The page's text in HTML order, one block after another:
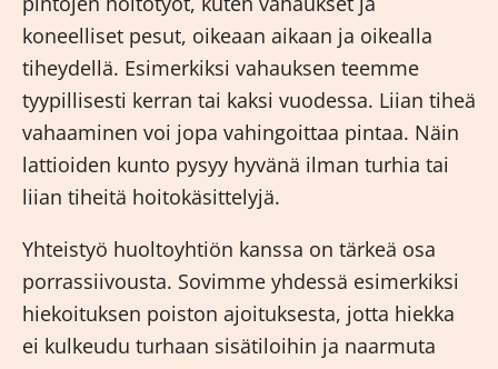
koneelliset pesut, oikeaan aikaan ja oikealla
tiheydellä. Esimerkiksi vahauksen teemme
tyypillisesti kerran tai kaksi vuodessa. Liian tiheä
vahaaminen voi jopa vahingoittaa pintaa. Näin
lattioiden kunto pysyy hyvänä ilman turhia tai
liian tiheitä hoitokäsittelyjä.
Yhteistyö huoltoyhtiön kanssa on tärkeä osa
porrassiivousta. Sovimme yhdessä esimerkiksi
hiekoituksen poiston ajoituksesta, jotta hiekka
ei kulkeudu turhaan sisätiloihin ja naarmuta